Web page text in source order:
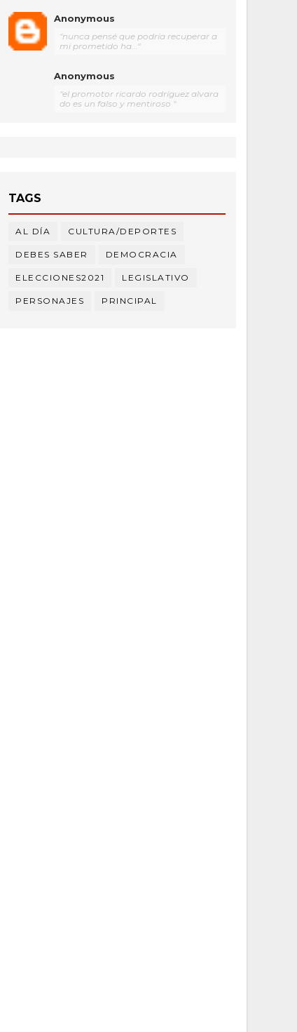
Anonymous
"nunca pensé que podría recuperar a
mi prometido ha..."
Anonymous
"el promotor ricardo rodríguez alvara
do es un falso y mentiroso "
TAGS
AL DÍA CULTURA/DEPORTES
DEBES SABER DEMOCRACIA
ELECCIONES2021 LEGISLATIVO
PERSONAJES PRINCIPAL